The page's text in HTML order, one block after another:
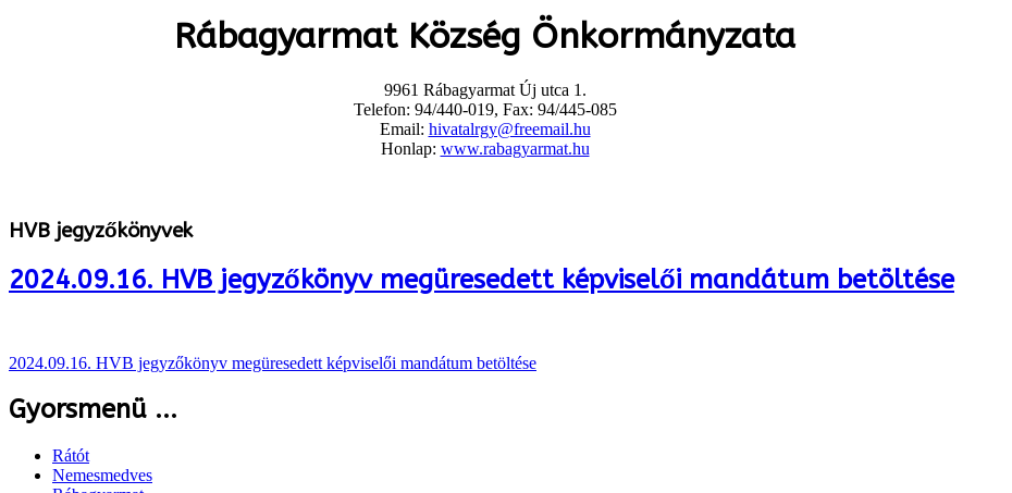
Rábagyarmat Község Önkormányzata
9961 Rábagyarmat Új utca 1.
Telefon: 94/440-019, Fax: 94/445-085
Email: hivatalrgy@freemail.hu
Honlap: www.rabagyarmat.hu
HVB jegyzőkönyvek
2024.09.16. HVB jegyzőkönyv megüresedett képviselői mandátum betöltése
2024.09.16. HVB jegyzőkönyv megüresedett képviselői mandátum betöltése
Gyorsmenü ...
Rátót
Nemesmedves